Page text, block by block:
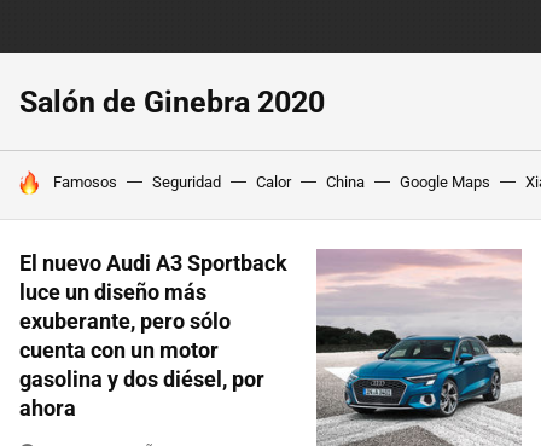
Salón de Ginebra 2020
HOY SE HABLA DE
Famosos Seguridad Calor China Google Maps
El nuevo Audi A3 Sportback
luce un diseño más
exuberante, pero sólo
cuenta con un motor
gasolina y dos diésel, por
ahora